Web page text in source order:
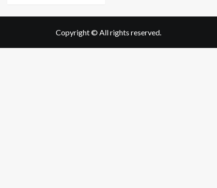
Copyright © All rights reserved.